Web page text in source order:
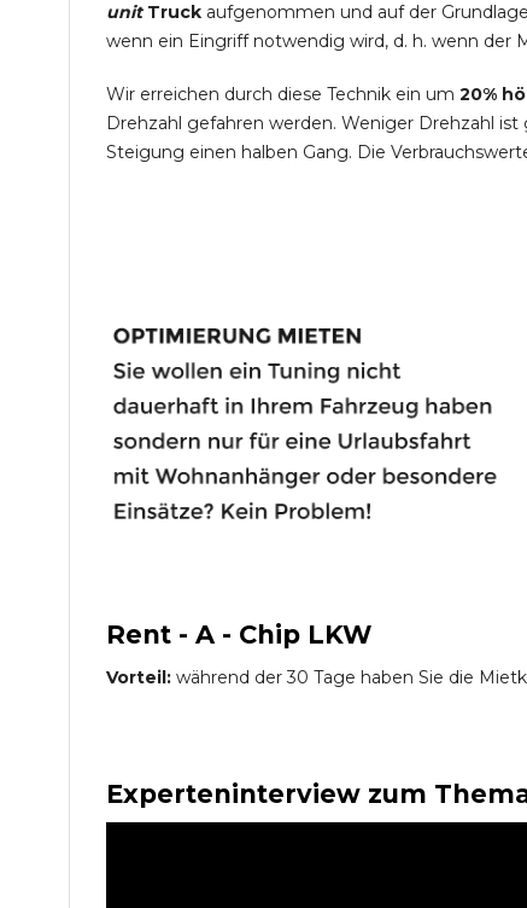
unit Truck aufgenommen und auf der
wenn ein Eingriff notwendig wird, d. h. wenn der
Wir erreichen durch diese Technik ein um 20%
Drehzahl gefahren werden. Weniger Drehzahl
Steigung einen halben Gang. Die
Rent - A - Chip LKW
Vorteil: während der 30 Tage haben Sie die
Experteninterview zum